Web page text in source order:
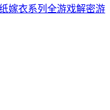
嫁衣系列全游戏解密游